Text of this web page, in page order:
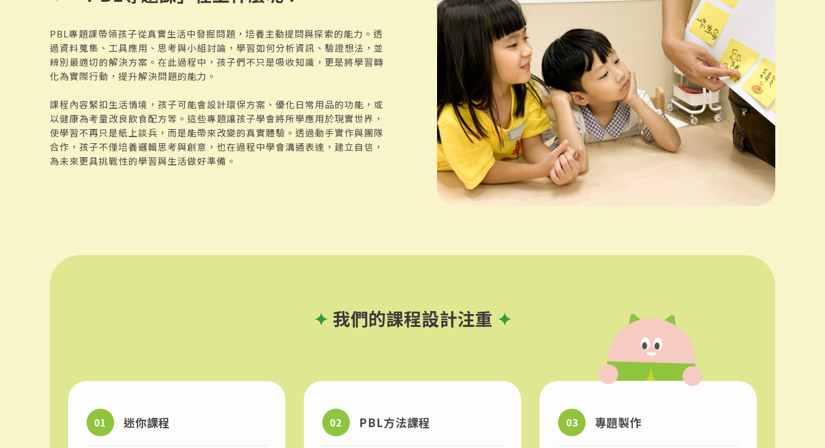
PBL專題課帶領孩子從真實生活中發掘問題，培養主動提問與探索的能力。透
過資料蒐集、工具應用、思考與小組討論，學習如何分析資訊、驗證想法，並
辨別最適切的解決方案。在此過程中，孩子們不只是吸收知識，更是將學習轉
化為實際行動，提升解決問題的能力。
課程內容緊扣生活情境，孩子可能會設計環保方案、優化日常用品的功能，或
以健康為考量改良飲食配方等。這些專題讓孩子學會將所學應用於現實世界，
使學習不再只是紙上談兵，而是能帶來改變的真實體驗。透過動手實作與團隊
合作，孩子不僅培養邏輯思考與創意，也在過程中學會溝通表達，建立自信，
為未來更具挑戰性的學習與生活做好準備。
✦ 我們的課程設計注重 ✦
01 迷你課程 02 PBL方法課程 03 專題製作